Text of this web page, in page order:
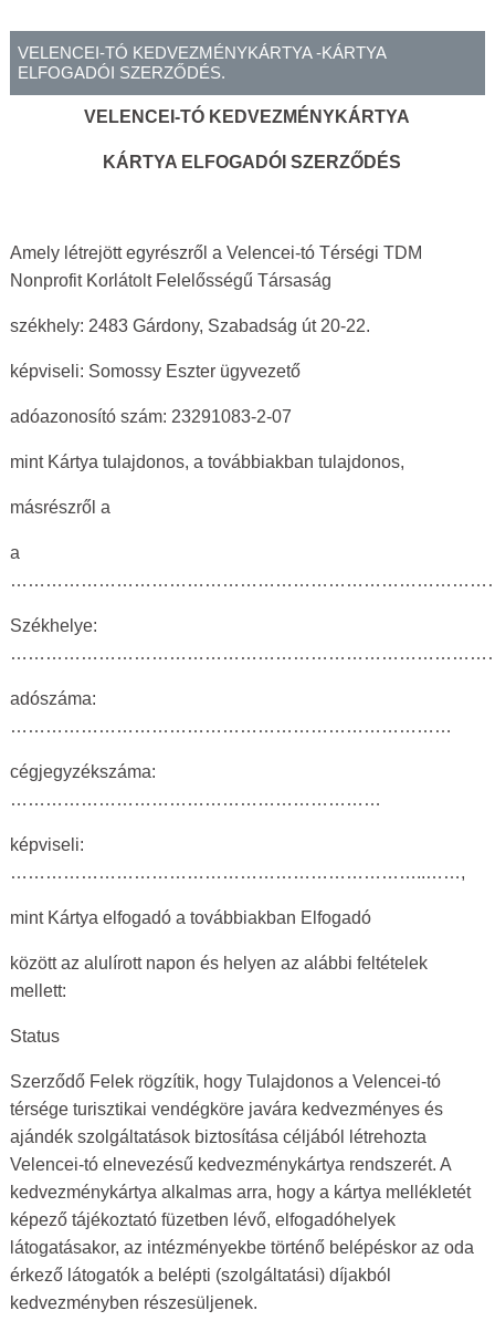
VELENCEI-TÓ KEDVEZMÉNYKÁRTYA -KÁRTYA
ELFOGADÓI SZERZŐDÉS.
VELENCEI-TÓ KEDVEZMÉNYKÁRTYA
KÁRTYA ELFOGADÓI SZERZŐDÉS
Amely létrejött egyrészről a Velencei-tó Térségi TDM
Nonprofit Korlátolt Felelősségű Társaság
székhely: 2483 Gárdony, Szabadság út 20-22.
képviseli: Somossy Eszter ügyvezető
adóazonosító szám: 23291083-2-07
mint Kártya tulajdonos, a továbbiakban tulajdonos,
másrészről a
a
Székhelye:
adószáma:
…………………………………………………………………
cégjegyzékszáma:
………………………………………………………
képviseli:
……………………………………………………………..……,
mint Kártya elfogadó a továbbiakban Elfogadó
között az alulírott napon és helyen az alábbi feltételek
mellett:
Status
Szerződő Felek rögzítik, hogy Tulajdonos a Velencei-tó
térsége turisztikai vendégköre javára kedvezményes és
ajándék szolgáltatások biztosítása céljából létrehozta
Velencei-tó elnevezésű kedvezménykártya rendszerét. A
kedvezménykártya alkalmas arra, hogy a kártya mellékletét
képező tájékoztató füzetben lévő, elfogadóhelyek
látogatásakor, az intézményekbe történő belépéskor az oda
érkező látogatók a belépti (szolgáltatási) díjakból
kedvezményben részesüljenek.